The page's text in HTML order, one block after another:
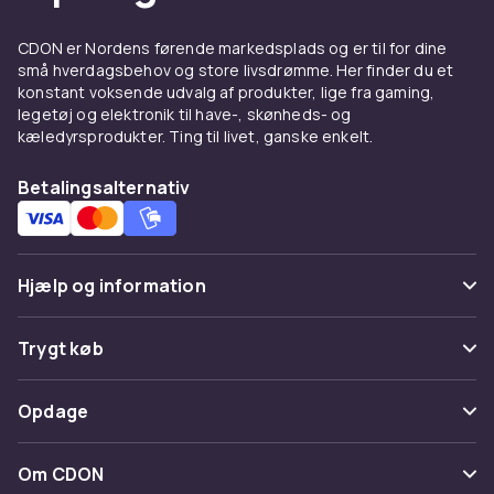
beklædningsgenstanden sidder pænt og føles
behagelig hele dagen lang.
Materiale, der holder formen
takket være dens bløde fornemmelse og gode
åndbarhed. Bomuldsblandinger med stretch
giver ekstra bevægelsesfrihed og hjælper
form over tid. Uanset om du bruger din t-shirt
til hverdag, arbejde eller fritid, er komfort
afgørende.
træning
En t-shirt er mere end bare et
CDON er Nordens førende markedsplads og er til for dine
små hverdagsbehov og store livsdrømme. Her finder du et
konstant voksende udvalg af produkter, lige fra gaming,
legetøj og elektronik til have-, skønheds- og
kæledyrsprodukter. Ting til livet, ganske enkelt.
Betalingsalternativ
Hjælp og information
Ofte stillede spørgsmål
Spor pakke
Fortryd & returner her
Kontakt os
Trygt køb
Betaling
Levering
Opdage
Kategorier
Om CDON